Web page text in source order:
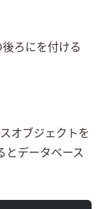
ろに16を付ける
オブジェクトを
とデータベース